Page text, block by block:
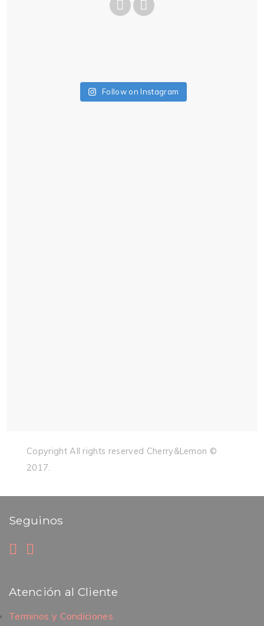
Follow on Instagram
Copyright All rights reserved Cherry&Lemon ©
2017.
Seguinos
Atención al Cliente
Terminos y Condiciones